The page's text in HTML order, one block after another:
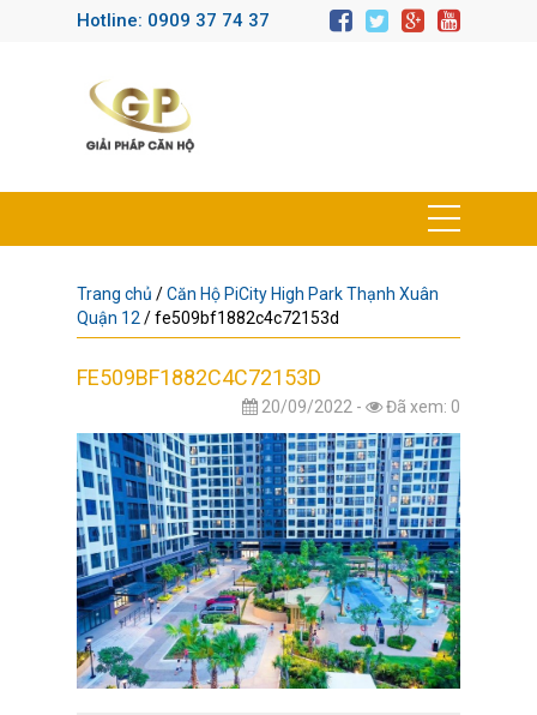
Hotline: 0909 37 74 37
Trang chủ /Căn Hộ PiCity High Park Thạnh Xuân
Quận 12 /fe509bf1882c4c72153d
FE509BF1882C4C72153D
20/09/2022 - Đã xem: 0